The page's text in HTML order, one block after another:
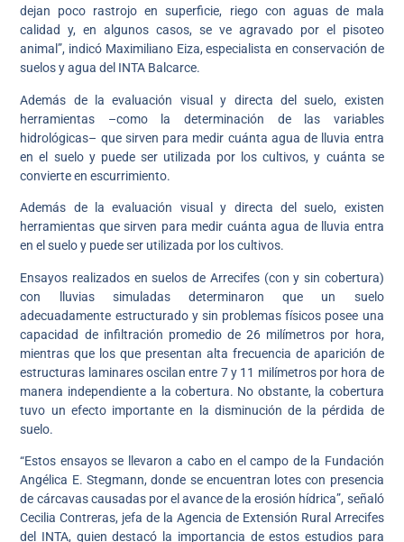
dejan poco rastrojo en superficie, riego con aguas de mala
calidad y, en algunos casos, se ve agravado por el pisoteo
animal”, indicó Maximiliano Eiza, especialista en conservación de
suelos y agua del INTA Balcarce.
Además de la evaluación visual y directa del suelo, existen
herramientas –como la determinación de las variables
hidrológicas– que sirven para medir cuánta agua de lluvia entra
en el suelo y puede ser utilizada por los cultivos, y cuánta se
convierte en escurrimiento.
Además de la evaluación visual y directa del suelo, existen
herramientas que sirven para medir cuánta agua de lluvia entra
en el suelo y puede ser utilizada por los cultivos.
Ensayos realizados en suelos de Arrecifes (con y sin cobertura)
con lluvias simuladas determinaron que un suelo
adecuadamente estructurado y sin problemas físicos posee una
capacidad de infiltración promedio de 26 milímetros por hora,
mientras que los que presentan alta frecuencia de aparición de
estructuras laminares oscilan entre 7 y 11 milímetros por hora de
manera independiente a la cobertura. No obstante, la cobertura
tuvo un efecto importante en la disminución de la pérdida de
suelo.
“Estos ensayos se llevaron a cabo en el campo de la Fundación
Angélica E. Stegmann, donde se encuentran lotes con presencia
de cárcavas causadas por el avance de la erosión hídrica”, señaló
Cecilia Contreras, jefa de la Agencia de Extensión Rural Arrecifes
del INTA, quien destacó la importancia de estos estudios para